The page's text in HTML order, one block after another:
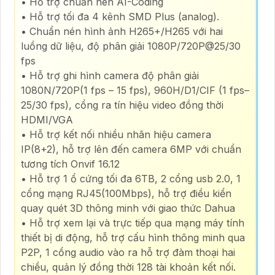
• Hỗ trợ tối đa 4 kênh SMD Plus (analog).
• Chuẩn nén hình ảnh H265+/H265 với hai
luồng dữ liệu, độ phân giải 1080P/720P@25/30
fps
• Hỗ trợ ghi hình camera độ phân giải
1080N/720P(1 fps – 15 fps), 960H/D1/CIF (1 fps–
25/30 fps), cổng ra tín hiệu video đồng thời
HDMI/VGA
• Hỗ trợ kết nối nhiều nhãn hiệu camera
IP(8+2), hỗ trợ lên đến camera 6MP với chuẩn
tương tích Onvif 16.12
• Hỗ trợ 1 ổ cứng tối đa 6TB, 2 cổng usb 2.0, 1
cổng mạng RJ45(100Mbps), hỗ trợ điều kiển
quay quét 3D thông minh với giao thức Dahua
• Hỗ trợ xem lại và trực tiếp qua mạng máy tính
thiết bị di động, hỗ trợ cấu hình thông minh qua
P2P, 1 cổng audio vào ra hỗ trợ đàm thoại hai
chiều, quản lý đồng thời 128 tài khoản kết nối.